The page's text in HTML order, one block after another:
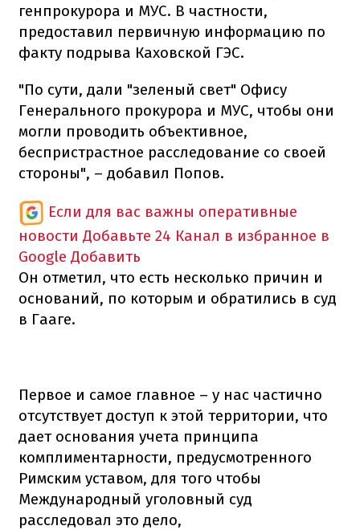
генпрокурора и МУС. В частности,
предоставил первичную информацию по
факту подрыва Каховской ГЭС.
"По сути, дали "зеленый свет" Офису
Генерального прокурора и МУС, чтобы они
могли проводить объективное,
беспристрастное расследование со своей
стороны", – добавил Попов.
Если для вас важны оперативные
новости Добавьте 24 Канал в избранное в
Google Добавить
Он отметил, что есть несколько причин и
оснований, по которым и обратились в суд
в Гааге.
Первое и самое главное – у нас частично
отсутствует доступ к этой территории, что
дает основания учета принципа
комплиментарности, предусмотренного
Римским уставом, для того чтобы
Международный уголовный суд
расследовал это дело,